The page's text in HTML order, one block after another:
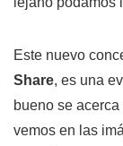
Este nuevo
Share, es una
bueno se
vemos en las